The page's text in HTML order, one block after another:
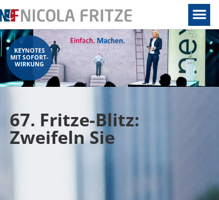
KEYNOTES
MIT SOFORT-
WIRKUNG
67. Fritze-Blitz:
Zweifeln Sie